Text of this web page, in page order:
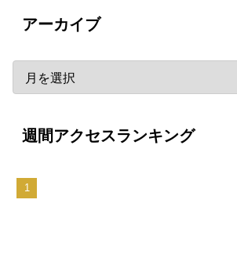
アーカイブ
週間アクセスランキング